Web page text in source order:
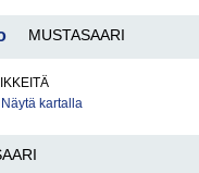
MUSTASAARI
Näytä kartalla